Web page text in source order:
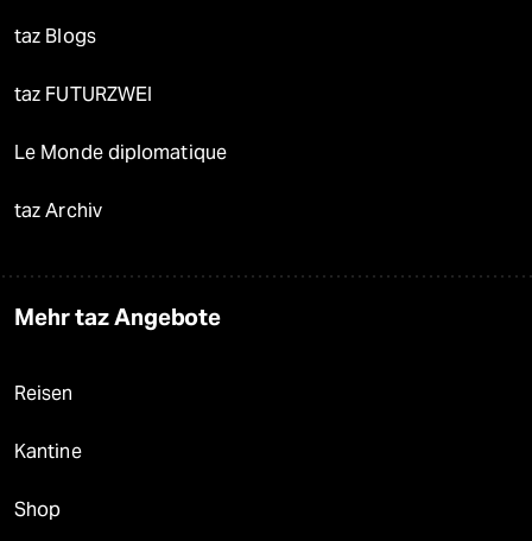
taz Blogs
taz FUTURZWEI
Le Monde diplomatique
taz Archiv
Mehr taz Angebote
Reisen
Kantine
Shop